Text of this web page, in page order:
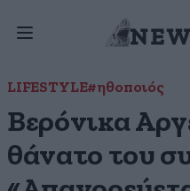
LIFESTYLE#ηθοποιός
Βερόνικα
θάνατο του